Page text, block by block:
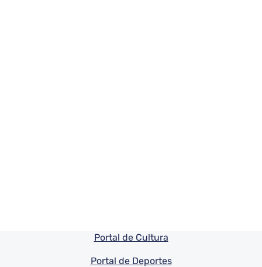
Pie de pagina información
Portal de Cultura
Portal de Deportes